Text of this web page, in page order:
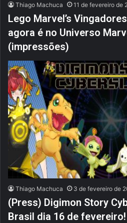
Thiago Machuca 11 de fevereiro de
Lego Marvel’s
agora é no Universo
(impressões)
Thiago Machuca 3 de fevereiro de
(Press) Digimon Story
Brasil dia 16 de fevereiro!